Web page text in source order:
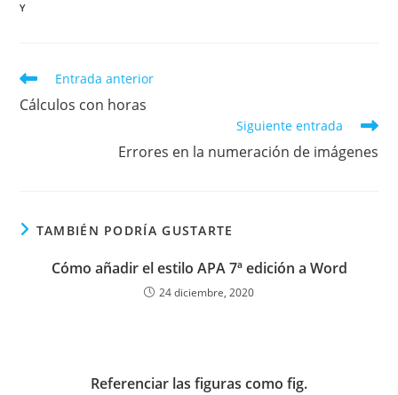
Y
Leer
más
artículos
Entrada anterior
Cálculos con horas
Siguiente entrada
Errores en la numeración de imágenes
TAMBIÉN PODRÍA GUSTARTE
Cómo añadir el estilo APA 7ª edición a Word
24 diciembre, 2020
Referenciar las figuras como fig.